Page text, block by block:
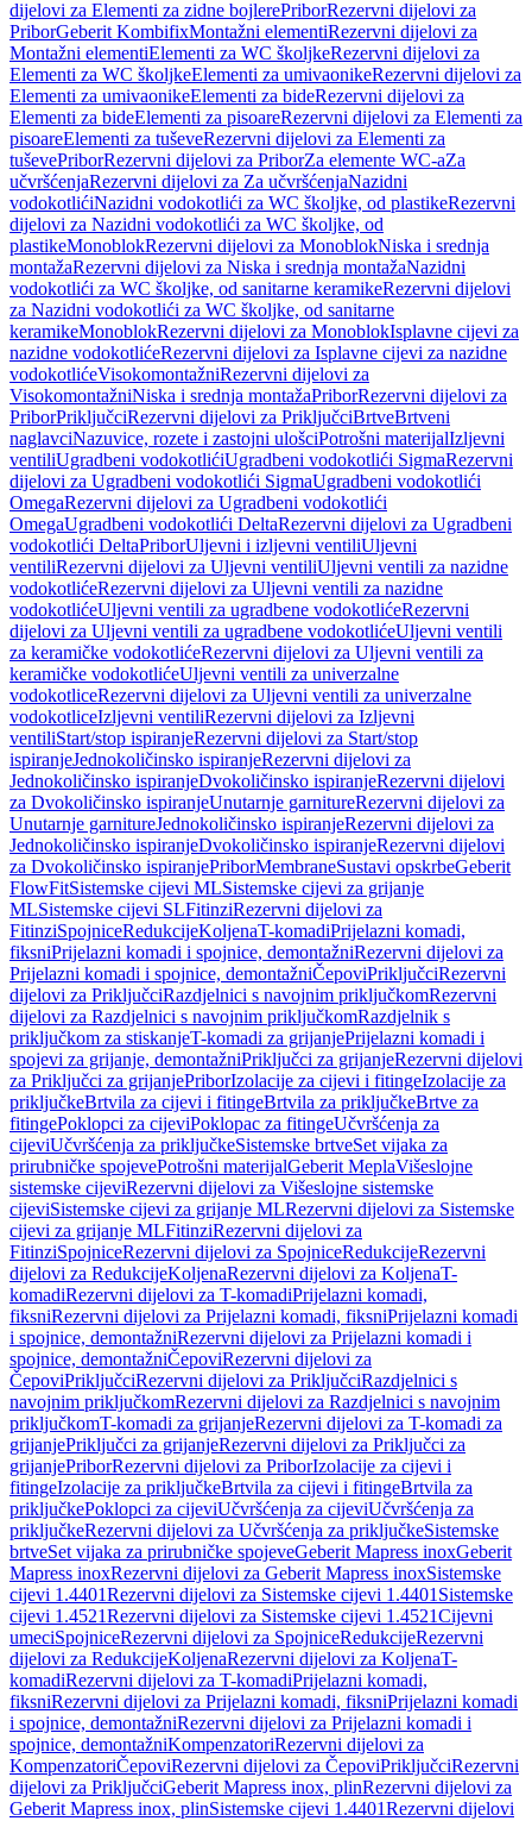
dijelovi za Elementi za zidne bojlerePriborRezervni dijelovi za
PriborGeberit KombifixMontažni elementiRezervni dijelovi za
Montažni elementiElementi za WC školjkeRezervni dijelovi za
Elementi za WC školjkeElementi za umivaonikeRezervni dijelovi za
Elementi za umivaonikeElementi za bideRezervni dijelovi za
Elementi za bideElementi za pisoareRezervni dijelovi za Elementi za
pisoareElementi za tuševeRezervni dijelovi za Elementi za
tuševePriborRezervni dijelovi za PriborZa elemente WC-aZa
učvršćenjaRezervni dijelovi za Za učvršćenjaNazidni
vodokotlićiNazidni vodokotlići za WC školjke, od plastikeRezervni
dijelovi za Nazidni vodokotlići za WC školjke, od
plastikeMonoblokRezervni dijelovi za MonoblokNiska i srednja
montažaRezervni dijelovi za Niska i srednja montažaNazidni
vodokotlići za WC školjke, od sanitarne keramikeRezervni dijelovi
za Nazidni vodokotlići za WC školjke, od sanitarne
keramikeMonoblokRezervni dijelovi za MonoblokIsplavne cijevi za
nazidne vodokotlićeRezervni dijelovi za Isplavne cijevi za nazidne
vodokotlićeVisokomontažniRezervni dijelovi za
VisokomontažniNiska i srednja montažaPriborRezervni dijelovi za
PriborPriključciRezervni dijelovi za PriključciBrtveBrtveni
naglavciNazuvice, rozete i zastojni ulošciPotrošni materijalIzljevni
ventiliUgradbeni vodokotlićiUgradbeni vodokotlići SigmaRezervni
dijelovi za Ugradbeni vodokotlići SigmaUgradbeni vodokotlići
OmegaRezervni dijelovi za Ugradbeni vodokotlići
OmegaUgradbeni vodokotlići DeltaRezervni dijelovi za Ugradbeni
vodokotlići DeltaPriborUljevni i izljevni ventiliUljevni
ventiliRezervni dijelovi za Uljevni ventiliUljevni ventili za nazidne
vodokotlićeRezervni dijelovi za Uljevni ventili za nazidne
vodokotlićeUljevni ventili za ugradbene vodokotlićeRezervni
dijelovi za Uljevni ventili za ugradbene vodokotlićeUljevni ventili
za keramičke vodokotlićeRezervni dijelovi za Uljevni ventili za
keramičke vodokotlićeUljevni ventili za univerzalne
vodokotliceRezervni dijelovi za Uljevni ventili za univerzalne
vodokotliceIzljevni ventiliRezervni dijelovi za Izljevni
ventiliStart/stop ispiranjeRezervni dijelovi za Start/stop
ispiranjeJednokoličinsko ispiranjeRezervni dijelovi za
Jednokoličinsko ispiranjeDvokoličinsko ispiranjeRezervni dijelovi
za Dvokoličinsko ispiranjeUnutarnje garnitureRezervni dijelovi za
Unutarnje garnitureJednokoličinsko ispiranjeRezervni dijelovi za
Jednokoličinsko ispiranjeDvokoličinsko ispiranjeRezervni dijelovi
za Dvokoličinsko ispiranjePriborMembraneSustavi opskrbeGeberit
FlowFitSistemske cijevi MLSistemske cijevi za grijanje
MLSistemske cijevi SLFitinziRezervni dijelovi za
FitinziSpojniceRedukcijeKoljenaT-komadiPrijelazni komadi,
fiksniPrijelazni komadi i spojnice, demontažniRezervni dijelovi za
Prijelazni komadi i spojnice, demontažniČepoviPriključciRezervni
dijelovi za PriključciRazdjelnici s navojnim priključkomRezervni
dijelovi za Razdjelnici s navojnim priključkomRazdjelnik s
priključkom za stiskanjeT-komadi za grijanjePrijelazni komadi i
spojevi za grijanje, demontažniPriključci za grijanjeRezervni dijelovi
za Priključci za grijanjePriborIzolacije za cijevi i fitingeIzolacije za
priključkeBrtvila za cijevi i fitingeBrtvila za priključkeBrtve za
fitingePoklopci za cijeviPoklopac za fitingeUčvršćenja za
cijeviUčvršćenja za priključkeSistemske brtveSet vijaka za
prirubničke spojevePotrošni materijalGeberit MeplaVišeslojne
sistemske cijeviRezervni dijelovi za Višeslojne sistemske
cijeviSistemske cijevi za grijanje MLRezervni dijelovi za Sistemske
cijevi za grijanje MLFitinziRezervni dijelovi za
FitinziSpojniceRezervni dijelovi za SpojniceRedukcijeRezervni
dijelovi za RedukcijeKoljenaRezervni dijelovi za KoljenaT-
komadiRezervni dijelovi za T-komadiPrijelazni komadi,
fiksniRezervni dijelovi za Prijelazni komadi, fiksniPrijelazni komadi
i spojnice, demontažniRezervni dijelovi za Prijelazni komadi i
spojnice, demontažniČepoviRezervni dijelovi za
ČepoviPriključciRezervni dijelovi za PriključciRazdjelnici s
navojnim priključkomRezervni dijelovi za Razdjelnici s navojnim
priključkomT-komadi za grijanjeRezervni dijelovi za T-komadi za
grijanjePriključci za grijanjeRezervni dijelovi za Priključci za
grijanjePriborRezervni dijelovi za PriborIzolacije za cijevi i
fitingeIzolacije za priključkeBrtvila za cijevi i fitingeBrtvila za
priključkePoklopci za cijeviUčvršćenja za cijeviUčvršćenja za
priključkeRezervni dijelovi za Učvršćenja za priključkeSistemske
brtveSet vijaka za prirubničke spojeveGeberit Mapress inoxGeberit
Mapress inoxRezervni dijelovi za Geberit Mapress inoxSistemske
cijevi 1.4401Rezervni dijelovi za Sistemske cijevi 1.4401 Sistemske
cijevi 1.4521Rezervni dijelovi za Sistemske cijevi 1.4521Cijevni
umeciSpojniceRezervni dijelovi za SpojniceRedukcijeRezervni
dijelovi za RedukcijeKoljenaRezervni dijelovi za KoljenaT-
komadiRezervni dijelovi za T-komadiPrijelazni komadi,
fiksniRezervni dijelovi za Prijelazni komadi, fiksniPrijelazni komadi
i spojnice, demontažniRezervni dijelovi za Prijelazni komadi i
spojnice, demontažniKompenzatoriRezervni dijelovi za
KompenzatoriČepoviRezervni dijelovi za ČepoviPriključciRezervni
dijelovi za PriključciGeberit Mapress inox, plinRezervni dijelovi za
Geberit Mapress inox, plinSistemske cijevi 1.4401Rezervni dijelovi